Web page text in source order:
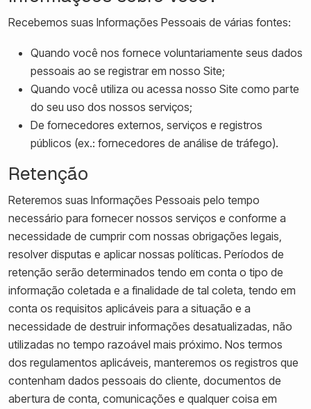
Recebemos suas Informações Pessoais de várias fontes:
Quando você nos fornece voluntariamente seus dados
pessoais ao se registrar em nosso Site;
Quando você utiliza ou acessa nosso Site como parte
do seu uso dos nossos serviços;
De fornecedores externos, serviços e registros
públicos (ex.: fornecedores de análise de tráfego).
Retenção
Reteremos suas Informações Pessoais pelo tempo
necessário para fornecer nossos serviços e conforme a
necessidade de cumprir com nossas obrigações legais,
resolver disputas e aplicar nossas políticas. Períodos de
retenção serão determinados tendo em conta o tipo de
informação coletada e a finalidade de tal coleta, tendo em
conta os requisitos aplicáveis para a situação e a
necessidade de destruir informações desatualizadas, não
utilizadas no tempo razoável mais próximo. Nos termos
dos regulamentos aplicáveis, manteremos os registros que
contenham dados pessoais do cliente, documentos de
abertura de conta, comunicações e qualquer coisa em